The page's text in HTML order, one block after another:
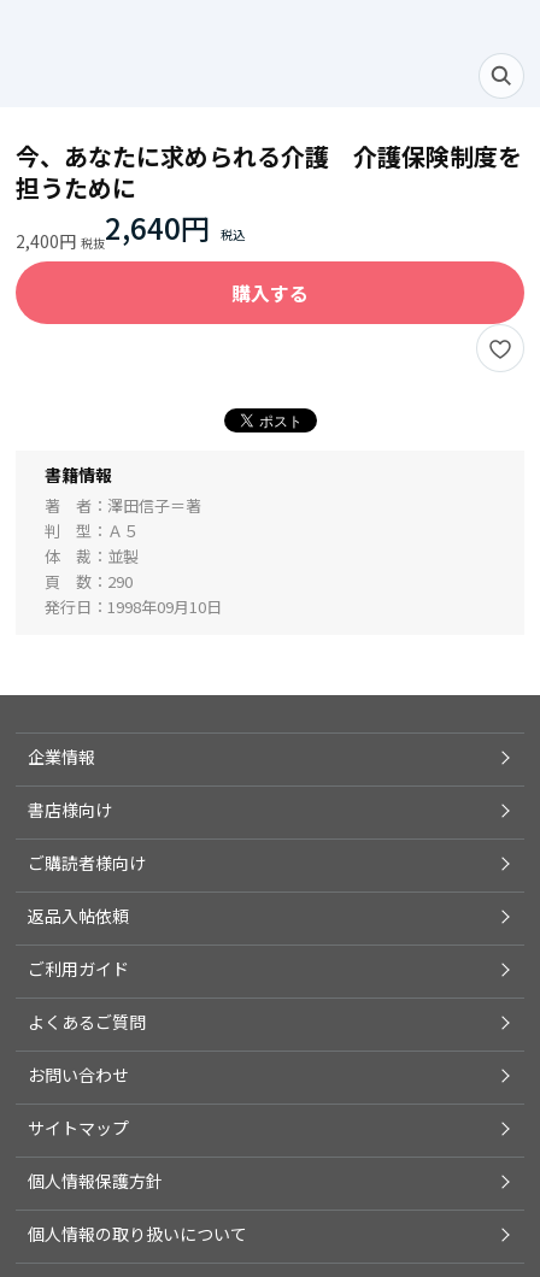
今、あなたに求められる介護 介護保険制度を
担うために
2,400円 2,640円
購入する
書籍情報
著 者
澤田信子＝著
判 型
Ａ５
体 裁
並製
頁 数
290
発行日
1998年09月10日
企業情報
書店様向け
ご購読者様向け
返品入帖依頼
ご利用ガイド
よくあるご質問
お問い合わせ
サイトマップ
個人情報保護方針
個人情報の取り扱いについて